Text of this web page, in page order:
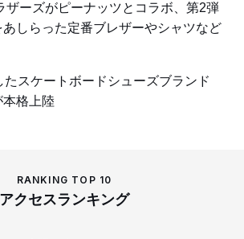
ザーズがピーナッツとコラボ、第2弾
しらった定番ブレザーやシャツなど
たスケートボードシューズブランド
本格上陸
RANKING TOP 10
アクセスランキング